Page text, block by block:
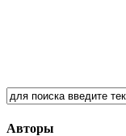
Авторы